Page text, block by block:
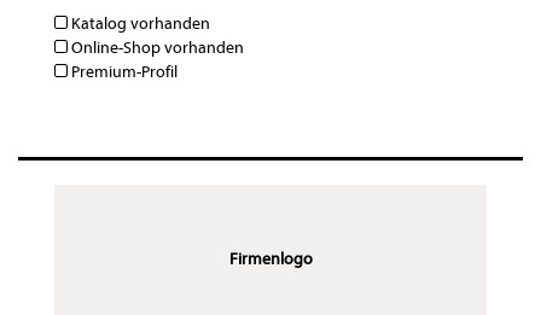
Katalog vorhanden
Online-Shop vorhanden
Premium-Profil
Firmenlogo